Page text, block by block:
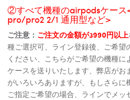
②すべて機種のairpodsケース
pro/pro2 2/1 通用型など>
ご注意： ご注文の金額が3990円以上
種ご選択可、ライン登録後、ご希望
ください、こちらがご希望の機種
ケースを送りいたします、弊店がお
がいろいろありますが、もしさらに
ご指定ご希望の場合、ラインでメッ